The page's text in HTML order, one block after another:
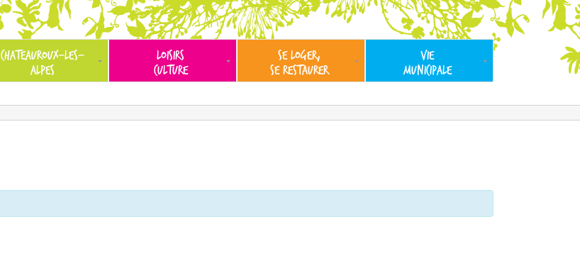
CHATEAUROUX-LES-
ALPES
LOISIRS
CULTURE
SE LOGER,
SE RESTAURER
VIE
MUNICIPALE